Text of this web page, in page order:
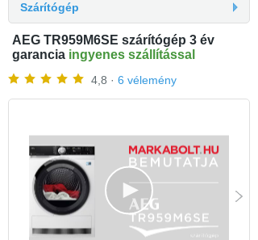
Szárítógép
AEG TR959M6SE szárítógép 3 év
garancia ingyenes szállítással
4,8 · 6 vélemény